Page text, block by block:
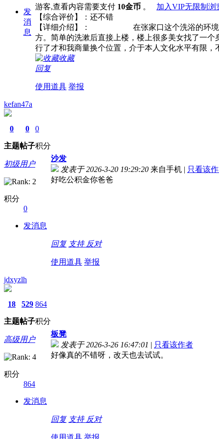
发
消
息
游客,查看内容需要支付 10金币 。 加入VIP无限制浏
【综合评价】：还不错
【详细介绍】： 在张家口这个洗浴的环境还是
方。简单的洗漱后直接上楼，楼上很多美女找了一
行了才和我商量换个位置，介于本人文化水平有限
收藏
回复
使用道具 举报
kefan47a
0
主题
0
帖子
0
积分
初级用户
积分
0
发消息
沙发
发表于 2026-3-20 19:29:20 来自手机 | 只看该
好吃公积金你爸爸
回复 支持 反对
使用道具 举报
jdxyzlh
18
主题
529
帖子
864
积分
高级用户
积分
864
发消息
板凳
发表于 2026-3-26 16:47:01 | 只看该作者
好像真的不错呀，改天也去试试。
回复 支持 反对
使用道具 举报